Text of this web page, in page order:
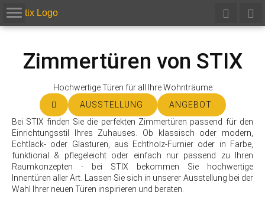
Zimmertüren von STIX
Hochwertige Türen für all Ihre Wohnträume
AUSSTELLUNG
ANGEBOT
Bei STIX finden Sie die perfekten Zimmertüren passend für den
Einrichtungsstil Ihres Zuhauses. Ob klassisch oder modern,
Echtlack- oder Glastüren, aus Echtholz-Furnier oder in Farbe,
funktional & pflegeleicht oder einfach nur passend zu Ihren
Raumkonzepten - bei STIX bekommen Sie hochwertige
Innentüren aller Art. Lassen Sie sich in unserer Ausstellung bei der
Wahl Ihrer neuen Türen inspirieren und beraten.